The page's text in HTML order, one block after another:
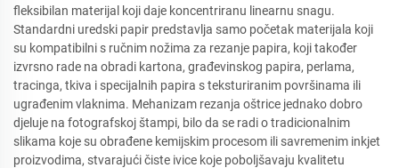
fleksibilan materijal koji daje koncentriranu linearnu snagu.
Standardni uredski papir predstavlja samo početak materijala koji
su kompatibilni s ručnim nožima za rezanje papira, koji također
izvrsno rade na obradi kartona, građevinskog papira, perlama,
tracinga, tkiva i specijalnih papira s teksturiranim površinama ili
ugrađenim vlaknima. Mehanizam rezanja oštrice jednako dobro
djeluje na fotografskoj štampi, bilo da se radi o tradicionalnim
slikama koje su obrađene kemijskim procesom ili savremenim inkjet
proizvodima, stvarajući čiste ivice koje poboljšavaju kvalitetu